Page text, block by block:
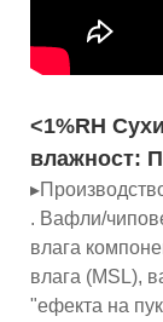
<1%RH
влажност:
. Вафли/
влага
влага (MSL),
"ефекта на